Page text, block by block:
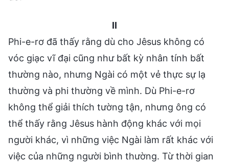
II
Phi-e-rơ đã thấy rằng dù cho Jêsus không có
vóc giạc vĩ đại cũng như bất kỳ nhân tính bất
thường nào, nhưng Ngài có một vẻ thực sự lạ
thường và phi thường về mình. Dù Phi-e-rơ
không thể giải thích tường tận, nhưng ông có
thể thấy rằng Jêsus hành động khác với mọi
người khác, vì những việc Ngài làm rất khác với
việc của những người bình thường. Từ thời gian